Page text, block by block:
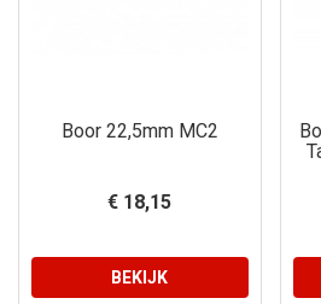
Boor 22,5mm MC2
€ 18,15
BEKIJK